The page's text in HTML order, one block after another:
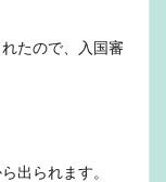
たので、入国審
出られます。